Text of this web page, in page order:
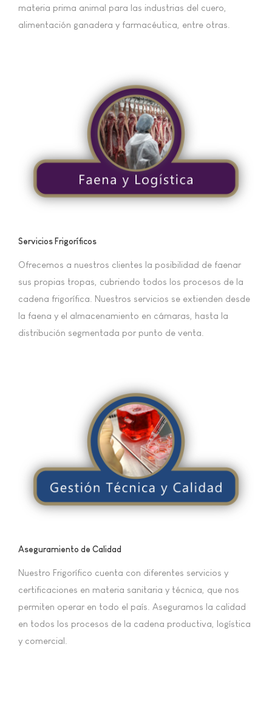
materia prima animal para las industrias del cuero,
alimentación ganadera y farmacéutica, entre otras.
Servicios Frigoríficos
Ofrecemos a nuestros clientes la posibilidad de faenar
sus propias tropas, cubriendo todos los procesos de la
cadena frigorífica. Nuestros servicios se extienden desde
la faena y el almacenamiento en cámaras, hasta la
distribución segmentada por punto de venta.
Aseguramiento de Calidad
Nuestro Frigorífico cuenta con diferentes servicios y
certificaciones en materia sanitaria y técnica, que nos
permiten operar en todo el país. Aseguramos la calidad
en todos los procesos de la cadena productiva, logística
y comercial.